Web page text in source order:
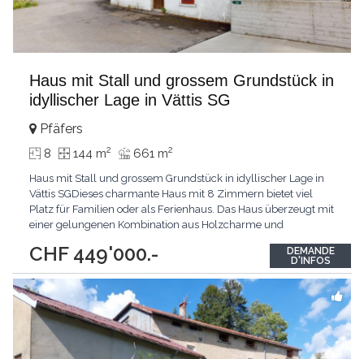
Haus mit Stall und grossem Grundstück in
idyllischer Lage in Vättis SG
CHF 449'000.-
Pfäfers
8 144 m2 661 m2
Haus mit Stall und grossem Grundstück in idyllischer Lage in
Vättis SGDieses charmante Haus mit 8 Zimmern bietet viel
Platz für Familien oder als Ferienhaus. Das Haus überzeugt mit
einer gelungenen Kombination aus Holzcharme und
hell und freundlich, und wer mag, kann den oberen Zimmern
mit etwas Renovation einen persönlichen Charakter...
DEMANDE
D'INFOS